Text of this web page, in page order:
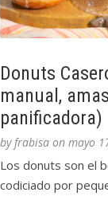
Donuts
manual,
panificadora)
by frabisa on mayo
Los donuts son el
codiciado por